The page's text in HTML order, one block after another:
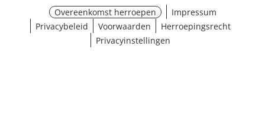
Overeenkomst herroepen
Impressum
Privacybeleid
Voorwaarden
Herroepingsrecht
Privacyinstellingen